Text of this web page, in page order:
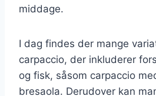
middage.
I dag findes der mange
carpaccio, der inkluderer
og fisk, såsom carpaccio
bresaola. Derudover kan